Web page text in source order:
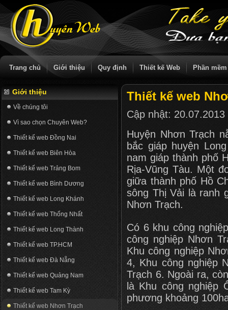
Trang chủ Giới thiệu Quy định Thiết kế Web Phần mềm
Giới thiệu
Về chúng tôi
Vì sao chọn Chuyên Web?
Thiết kế web Đồng Nai
Thiết kế web Biên Hòa
Thiết kế web Trảng Bom
Thiết kế web Bình Dương
Thiết kế web Long Khánh
Thiết kế web Thống Nhất
Thiết kế web Long Thành
Thiết kế web TP.HCM
Thiết kế web Đà Nẵng
Thiết kế web Quảng Nam
Thiết kế web Tam Kỳ
Thiết kế web Nhơn Trạch
Thiết kế web
Cập nhật: 20.07.2013
Huyện Nhơn Trạch
bắc giáp huyện
nam giáp thành phố
Rịa-Vũng Tàu. Một
giữa thành phố Hồ
sông Thị Vải là ranh
Nhơn Trạch.
Có 6 khu công
công nghiệp Nhơn
Khu công nghiệp
4, Khu công nghiệp
Trạch 6. Ngoài ra,
là Khu công nghiệp
phương khoảng